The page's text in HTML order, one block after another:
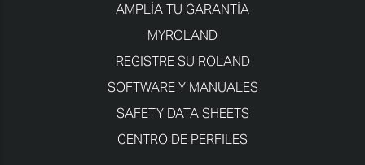
AMPLÍA TU GARANTÍA
MYROLAND
REGISTRE SU ROLAND
SOFTWARE Y MANUALES
SAFETY DATA SHEETS
CENTRO DE PERFILES